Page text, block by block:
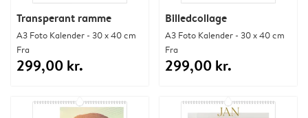
Transperant ramme
A3 Foto Kalender - 30 x 40 cm
Fra
299,00 kr.
Billedcollage
A3 Foto Kalender - 30 x 40 cm
Fra
299,00 kr.